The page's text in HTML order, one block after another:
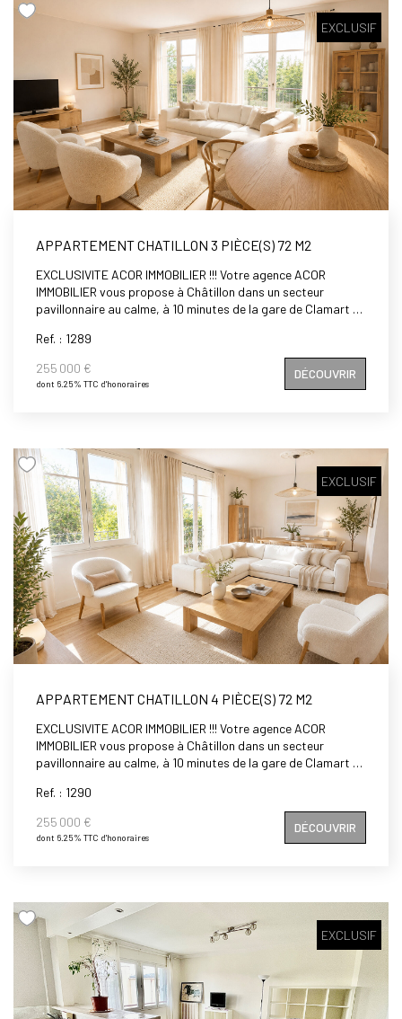
EXCLUSIF
APPARTEMENT CHATILLON 3 PIÈCE(S) 72 M2
EXCLUSIVITE ACOR IMMOBILIER !!! Votre agence ACOR
IMMOBILIER vous propose à Châtillon dans un secteur
pavillonnaire au calme, à 10 minutes de la gare de Clamart et
étages, un appartement de 3/4 pièces en double exposition,
comprenant : entrée, double séjour de 28m² donnant sur
balcon exposé plein SUD, cuisine, deux chambres (possibilité
de créer une troisième chambre), salle d'eau, WC séparés,
ce bien est pour vous.
Ref. : 1289
255 000 €
dont 6.25% TTC d'honoraires
DÉCOUVRIR
EXCLUSIF
APPARTEMENT CHATILLON 4 PIÈCE(S) 72 M2
EXCLUSIVITE ACOR IMMOBILIER !!! Votre agence ACOR
IMMOBILIER vous propose à Châtillon dans un secteur
pavillonnaire au calme, à 10 minutes de la gare de Clamart et
étages, un appartement de 3/4 pièces en double exposition,
comprenant : entrée, double séjour de 28m² donnant sur
balcon exposé plein SUD, cuisine, deux chambres (possibilité
de créer une troisième chambre), salle d'eau, WC séparés,
ce bien est pour vous.
Ref. : 1290
255 000 €
dont 6.25% TTC d'honoraires
DÉCOUVRIR
EXCLUSIF